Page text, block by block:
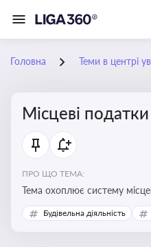
Головна Теми в центрі
Місцеві
ПРО ЩО ТЕМА:
Тема охоплює систему
Україні, включаючи
Будівельна діяльність